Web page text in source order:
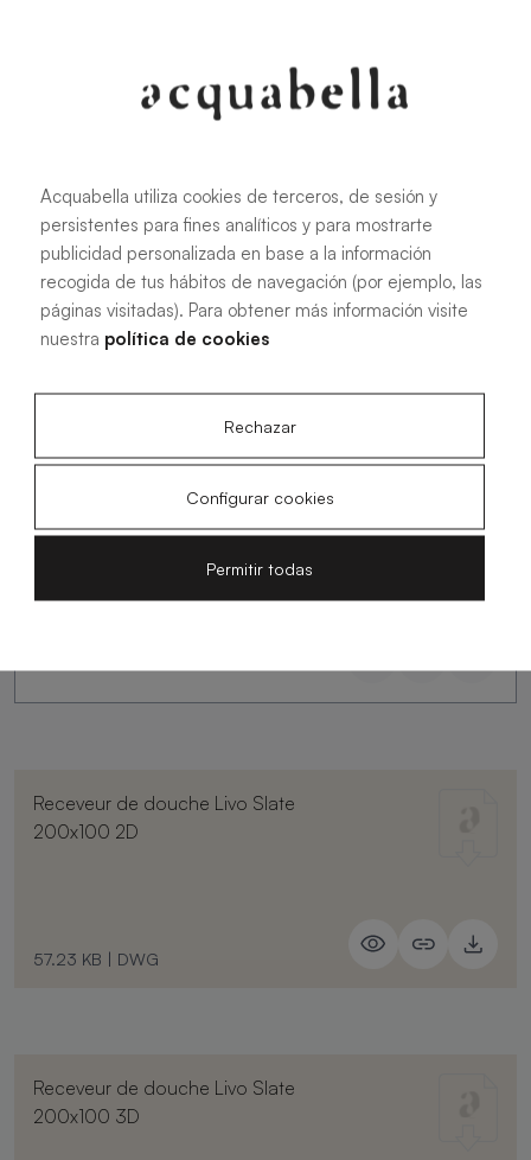
PDF
Manuel d'installation des receveurs
de douche Akron®
4.15 MB|PDF
Receveur de douche Livo Slate
200x100 2D
57.23 KB | DWG
Receveur de douche Livo Slate
200x100 3D
Acquabella utiliza cookies de terceros, de sesión y
persistentes para fines analíticos y para mostrarte
publicidad personalizada en base a la información
recogida de tus hábitos de navegación (por ejemplo, las
páginas visitadas). Para obtener más información visite
nuestra política de cookies
Rechazar
Configurar cookies
Permitir todas